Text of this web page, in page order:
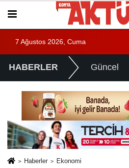
7 Ağustos 2026, Cuma
HABERLER Güncel
Haberler Ekonomi